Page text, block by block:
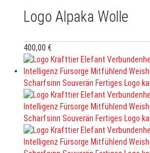
Logo Alpaka Wolle
400,00 €